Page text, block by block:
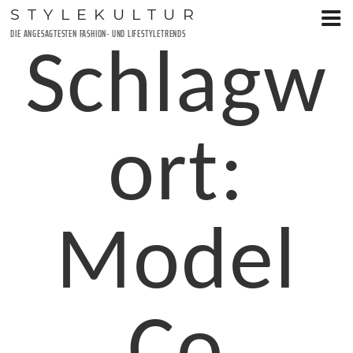
Zum
Inhalt
STYLEKULTUR
DIE ANGESAGTESTEN FASHION- UND LIFESTYLETRENDS
Schlagw
ort:
Model